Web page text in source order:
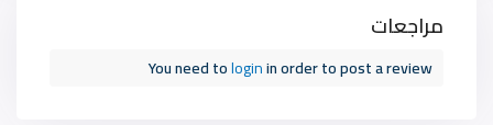
مراجعات
You need tologinin order to post a review